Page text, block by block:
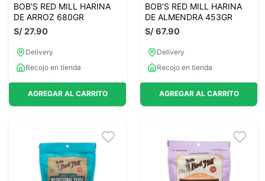
BOB'S RED MILL HARINA
DE ARROZ 680GR
S/27.90
Delivery
Recojo en tienda
AGREGAR AL CARRITO
BOB'S RED MILL HARINA
DE ALMENDRA 453GR
S/67.90
Delivery
Recojo en tienda
AGREGAR AL CARRITO